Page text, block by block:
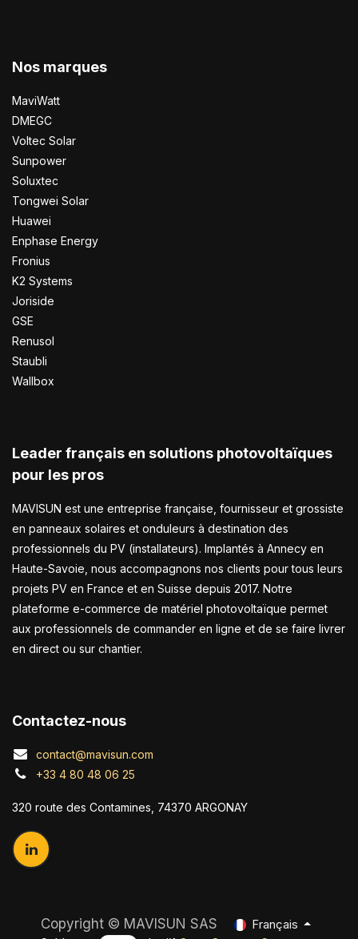
Nos marques
MaviWatt
DMEGC
Voltec Solar
Sunpower
Soluxtec
Tongwei Solar
Huawei
Enphase Energy
Fronius
K2 Systems
Joriside
GSE
Renusol
Staubli
Wallbox
Leader français en solutions photovoltaïques
pour les pros
MAVISUN est une entreprise française, fournisseur et grossiste
en panneaux solaires et onduleurs à destination des
professionnels du PV (installateurs). Implantés à Annecy en
Haute-Savoie, nous accompagnons nos clients pour tous leurs
projets PV en France et en Suisse depuis 2017. Notre
plateforme e-commerce de matériel photovoltaïque permet
aux professionnels de commander en ligne et de se faire livrer
en direct ou sur chantier.
Contactez-nous
contact@mavisun.com
+33 4 80 48 06 25
320 route des Contamines, 74370 ARGONAY
Copyright © MAVISUN SAS Français